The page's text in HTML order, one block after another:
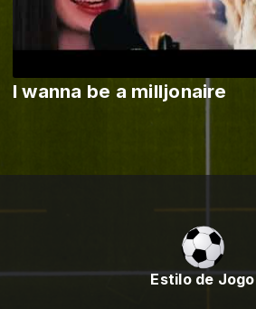
I wanna be a milljonaire
Estilo de Jogo